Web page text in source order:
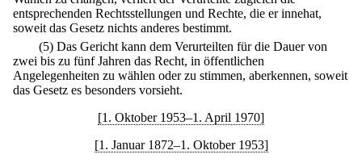
entsprechenden Rechtsstellungen und Rechte, die er innehat,
soweit das Gesetz nichts anderes bestimmt.
(5) Das Gericht kann dem Verurteilten für die Dauer von
zwei bis zu fünf Jahren das Recht, in öffentlichen
Angelegenheiten zu wählen oder zu stimmen, aberkennen, soweit
das Gesetz es besonders vorsieht.
[1. Oktober 1953–1. April 1970]
[1. Januar 1872–1. Oktober 1953]